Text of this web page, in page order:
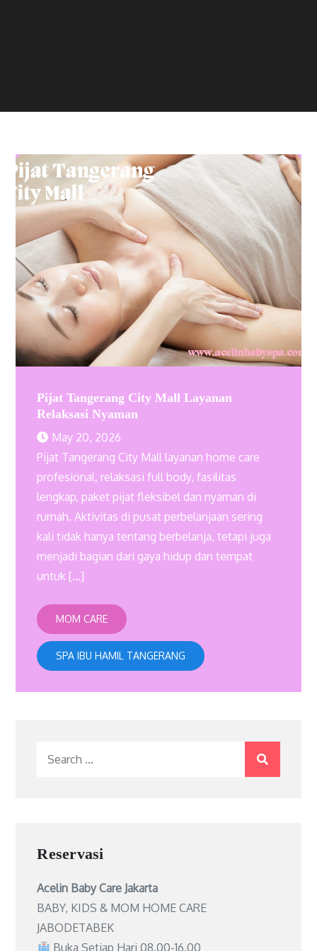
Pijat Tangerang City Mall Layanan
Relaksasi Nyaman
May 20, 2026
Pijat Tangerang City Mall layanan home care
profesional, relaksasi full body, fasilitas
lengkap, paket pijat fleksibel dan nyaman di
rumah. Aktivitas di pusat perbelanjaan sering
kali tidak hanya tentang berbelanja, tetapi juga
menjadi bagian dari gaya hidup dan tempat
untuk […]
MOM CARE
SPA IBU HAMIL TANGERANG
Search
Reservasi
Acelin Baby Care Jakarta
BABY, KIDS & MOM HOME CARE
JABODETABEK
Buka Setiap Hari 08.00-16.00